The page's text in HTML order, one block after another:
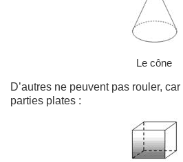
Le cône
D’autres ne peuvent pas rouler,
parties plates :